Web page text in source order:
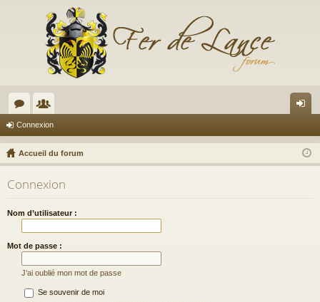
or
u
m
s
e
m
br
es
ne
xi
Connexion
Accueil du forum
Connexion
Nom d’utilisateur :
Mot de passe :
J’ai oublié mon mot de passe
Se souvenir de moi